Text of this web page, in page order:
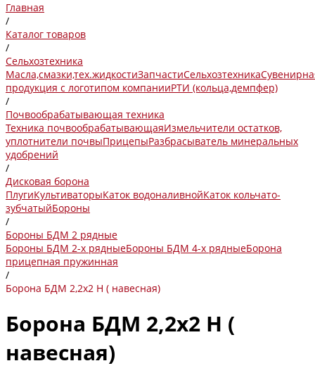
Главная
/
Каталог товаров
/
Сельхозтехника
Масла,смазки,тех.жидкостиЗапчастиСельхозтехника
продукция с логотипом компанииРТИ (кольца,демпфер)
/
Почвообрабатывающая техника
Техника почвообрабатывающаяИзмельчители остатков,
уплотнители почвыПрицепыРазбрасыватель минеральных
удобрений
/
Дисковая борона
ПлугиКультиваторыКаток водоналивнойКаток кольчато-
зубчатыйБороны
/
Бороны БДМ 2 рядные
Бороны БДМ 2-х рядныеБороны БДМ 4-х рядныеБорона
прицепная пружинная
/
Борона БДМ 2,2х2 Н ( навесная)
Борона БДМ 2,2х2 Н (
навесная)